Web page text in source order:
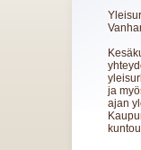
ja
ajan